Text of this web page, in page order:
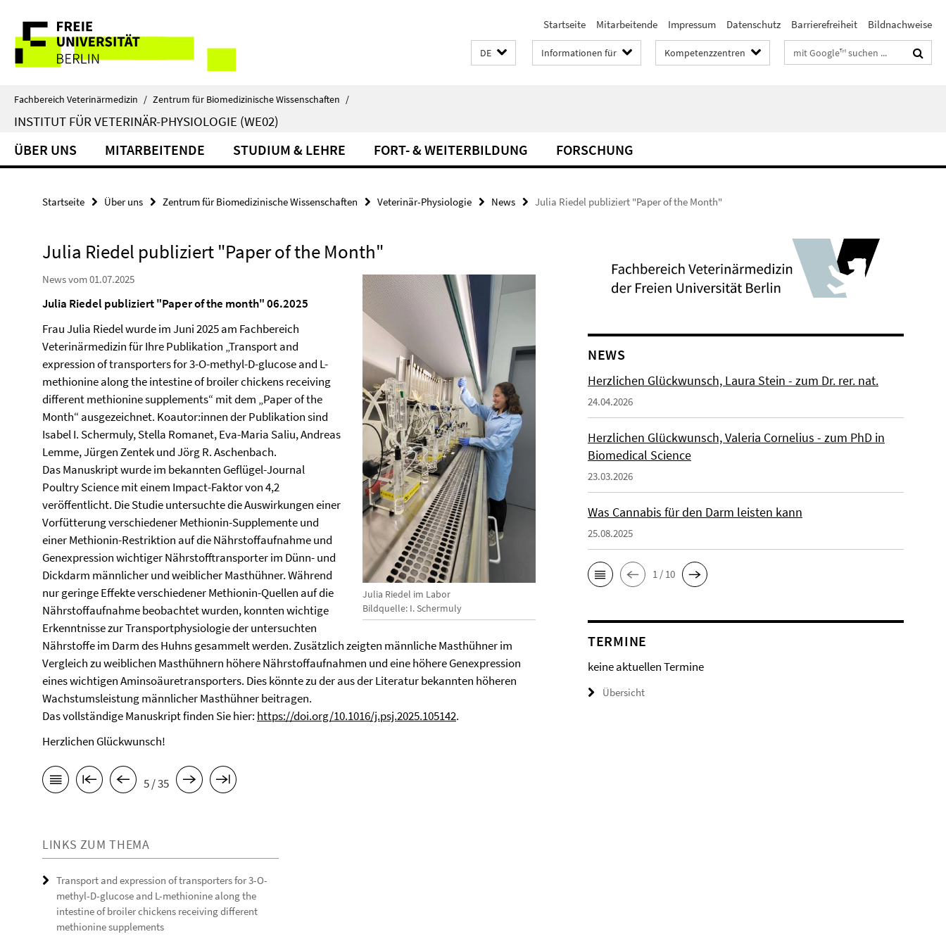
direkt
Inhalt
Service-
Navigation
Startseite Mitarbeitende Impressum Datenschutz Barrierefreiheit Bildnachweise
DE Informationen für Kompetenzzentren Suchbegriffe
Fachbereich Veterinärmedizin / Zentrum für Biomedizinische Wissenschaften /
INSTITUT FÜR VETERINÄR-PHYSIOLOGIE (WE02)
ÜBER UNS MITARBEITENDE STUDIUM & LEHRE FORT- & WEITERBILDUNG FORSCHUNG
Startseite Über uns Zentrum für Biomedizinische Wissenschaften Veterinär-Physiologie News Julia Riedel publiziert "Paper of the Month"
Julia Riedel publiziert "Paper of the Month"
Julia Riedel im Labor
Bildquelle: I. Schermuly
News vom 01.07.2025
Julia Riedel publiziert "Paper of the month" 06.2025
Frau Julia Riedel wurde im Juni 2025 am Fachbereich
Veterinärmedizin für Ihre Publikation „Transport and
expression of transporters for 3-O-methyl-D-glucose and L-
methionine along the intestine of broiler chickens receiving
different methionine supplements“ mit dem „Paper of the
Month“ ausgezeichnet. Koautor:innen der Publikation sind
Isabel I. Schermuly, Stella Romanet, Eva-Maria Saliu, Andreas
Lemme, Jürgen Zentek und Jörg R. Aschenbach.
Das Manuskript wurde im bekannten Geflügel-Journal
Poultry Science mit einem Impact-Faktor von 4,2
veröffentlicht. Die Studie untersuchte die Auswirkungen einer
Vorfütterung verschiedener Methionin-Supplemente und
einer Methionin-Restriktion auf die Nährstoffaufnahme und
Genexpression wichtiger Nährstofftransporter im Dünn- und
Dickdarm männlicher und weiblicher Masthühner. Während
nur geringe Effekte verschiedener Methionin-Quellen auf die
Nährstoffaufnahme beobachtet wurden, konnten wichtige
Erkenntnisse zur Transportphysiologie der untersuchten
Nährstoffe im Darm des Huhns gesammelt werden. Zusätzlich zeigten männliche Masthühner im
Vergleich zu weiblichen Masthühnern höhere Nährstoffaufnahmen und eine höhere Genexpression
eines wichtigen Aminsoäuretransporters. Dies könnte zu der aus der Literatur bekannten höheren
Wachstumsleistung männlicher Masthühner beitragen.
Das vollständige Manuskript finden Sie hier: https://doi.org/10.1016/j.psj.2025.105142.
Herzlichen Glückwunsch!
5 / 35
LINKS ZUM THEMA
Transport and expression of transporters for 3-O-
methyl-D-glucose and L-methionine along the
intestine of broiler chickens receiving different
methionine supplements
NEWS
Herzlichen Glückwunsch, Laura Stein - zum Dr. rer. nat.
24.04.2026
Herzlichen Glückwunsch, Valeria Cornelius - zum PhD in
Biomedical Science
23.03.2026
Was Cannabis für den Darm leisten kann
25.08.2025
1 / 10
TERMINE
keine aktuellen Termine
Übersicht